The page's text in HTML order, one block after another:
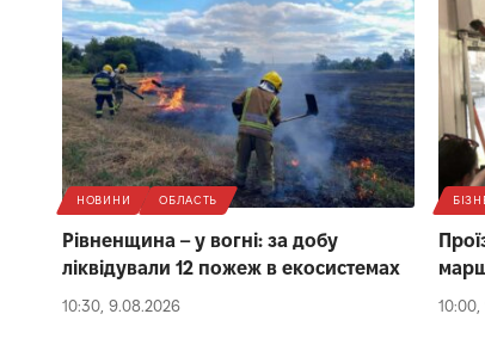
НОВИНИ ОБЛАСТЬ
Рівненщина – у вогні: за добу
ліквідували 12 пожеж в екосистемах
10:30, 9.08.2026